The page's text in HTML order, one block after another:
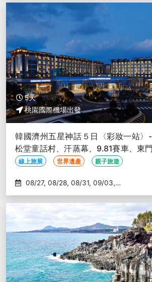
5天
桃園國際機場出發
韓國濟州五星神話５日〈彩妝一站〉-
松堂童話村、汗蒸幕、9.81賽車、東
車、跆拳道秀
線上旅展 世界遺產 親子旅遊
09/04